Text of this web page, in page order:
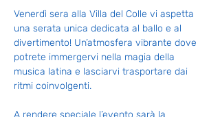
Venerdì sera alla Villa del Colle vi aspetta
una serata unica dedicata al ballo e al
divertimento! Un’atmosfera vibrante dove
potrete immergervi nella magia della
musica latina e lasciarvi trasportare dai
ritmi coinvolgenti.
A rendere speciale l’evento sarà la